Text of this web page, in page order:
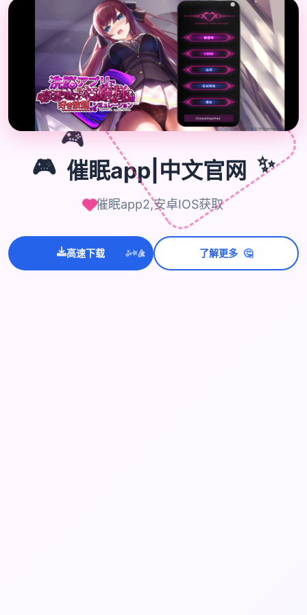
🎮
🎮 催眠app|中文官网 ✨
催眠app2,安卓IOS获取
高速下载 ✨⭐💫 了解更多 🤔